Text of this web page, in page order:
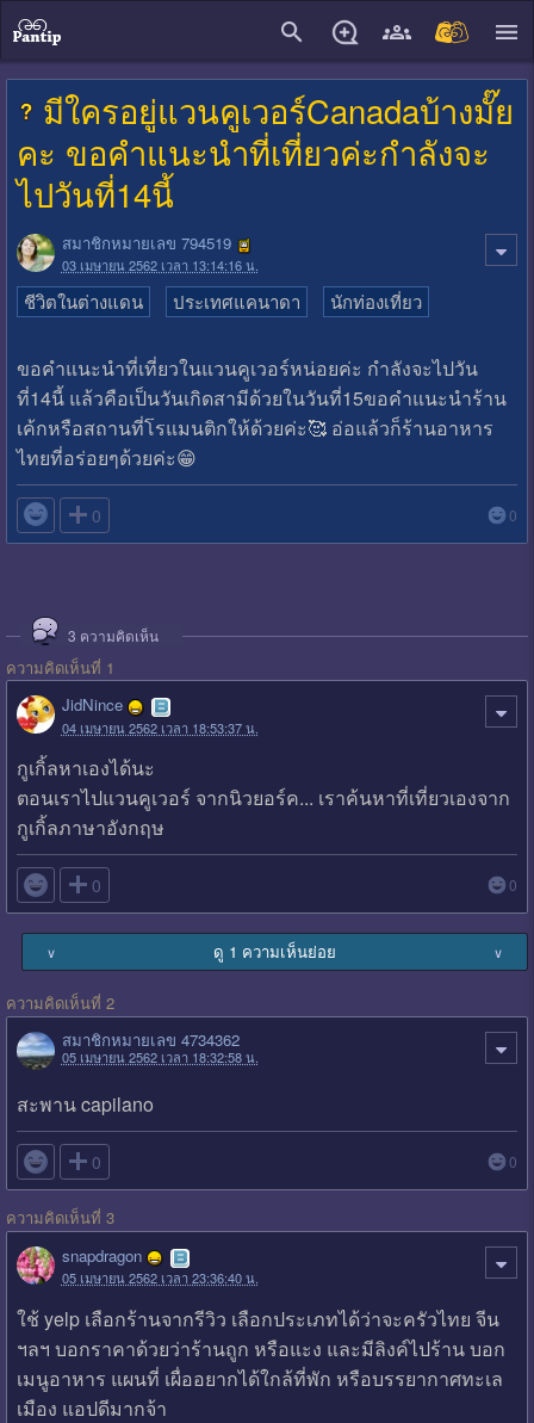
มีใครอยู่แวนคูเวอร์Canadaบ้างมั๊ย
คะ ขอคำแนะนำที่เที่ยวค่ะกำลังจะ
ไปวันที่14นี้
สมาชิกหมายเลข 794519
03 เมษายน 2562 เวลา 13:14:16 น.
ชีวิตในต่างแดน ประเทศแคนาดา นักท่องเที่ยว
ขอคำแนะนำที่เที่ยวในแวนคูเวอร์หน่อยค่ะ กำลังจะไปวัน
ที่14นี้ แล้วคือเป็นวันเกิดสามีด้วยในวันที่15ขอคำแนะนำร้าน
เค้กหรือสถานที่โรแมนติกให้ด้วยค่ะ🥰 อ่อแล้วก็ร้านอาหาร
ไทยที่อร่อยๆด้วยค่ะ😁
 0 0
3 ความคิดเห็น
ความคิดเห็นที่ 1
JidNince
04 เมษายน 2562 เวลา 18:53:37 น.
กูเกิ้ลหาเองได้นะ
ตอนเราไปแวนคูเวอร์ จากนิวยอร์ค... เราค้นหาที่เที่ยวเองจาก
กูเกิ้ลภาษาอังกฤษ
 0 0
∨ ดู 1 ความเห็นย่อย ∨
ความคิดเห็นที่ 2
สมาชิกหมายเลข 4734362
05 เมษายน 2562 เวลา 18:32:58 น.
สะพาน capilano
 0 0
ความคิดเห็นที่ 3
snapdragon
05 เมษายน 2562 เวลา 23:36:40 น.
ใช้ yelp เลือกร้านจากรีวิว เลือกประเภทได้ว่าจะครัวไทย จีน
ฯลฯ บอกราคาด้วยว่าร้านถูก หรือแะง และมีลิงค์ไปร้าน บอก
เมนูอาหาร แผนที่ เผื่ออยากได้ใกล้ที่พัก หรือบรรยากาศทะเล
เมือง แอปดีมากจ้า
close